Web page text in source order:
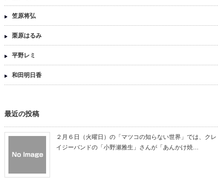
笠原将弘
栗原はるみ
平野レミ
和田明日香
最近の投稿
２月６日（火曜日）の「マツコの知らない世界」では、クレ
イジーバンドの「小野瀬雅生」さんが「あんかけ焼…